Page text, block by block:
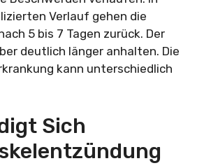
Verlauf gehen die
5 bis 7 Tagen zurück. Der
deutlich länger anhalten. Die
kann unterschiedlich
Sich